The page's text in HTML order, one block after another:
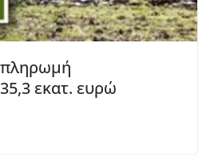
εκατ. ευρώ